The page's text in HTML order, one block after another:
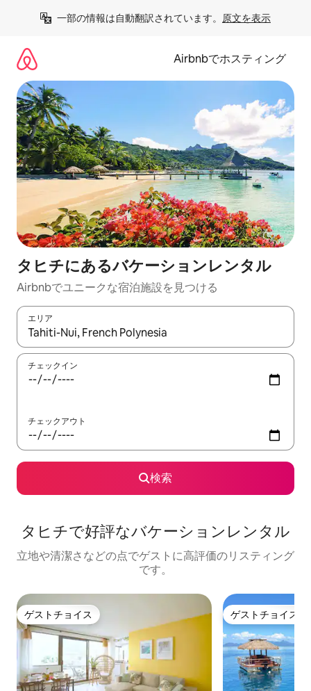
一部の情報は自動翻訳されています。 原文を表示
Airbnbでホスティング
タヒチにあるバケーションレンタル
Airbnbでユニークな宿泊施設を見つける
エリア
検索結果が表示されたら、上下の矢印キーを使って移動するか
チェックイン
チェックアウト
検索
タヒチで好評なバケーションレンタル
立地や清潔さなどの点でゲストに高評価のリスティング
です。
ゲストチョイス
ゲストチョイス ゲストチョイス
ゲストチョイス